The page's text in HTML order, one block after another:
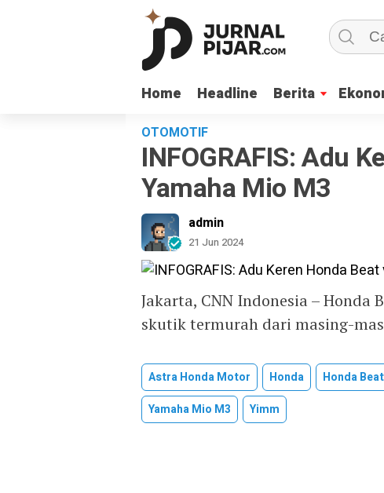
Home Headline Berita
Home Headline Berita
OTOMOTIF
INFOGRAFIS: Adu
Yamaha Mio M3
admin
21 Jun 2024
Jakarta, CNN Indonesia – Honda
skutik termurah dari masing-
Astra Honda Motor Honda Honda Beat
Yamaha Mio M3
Yimm